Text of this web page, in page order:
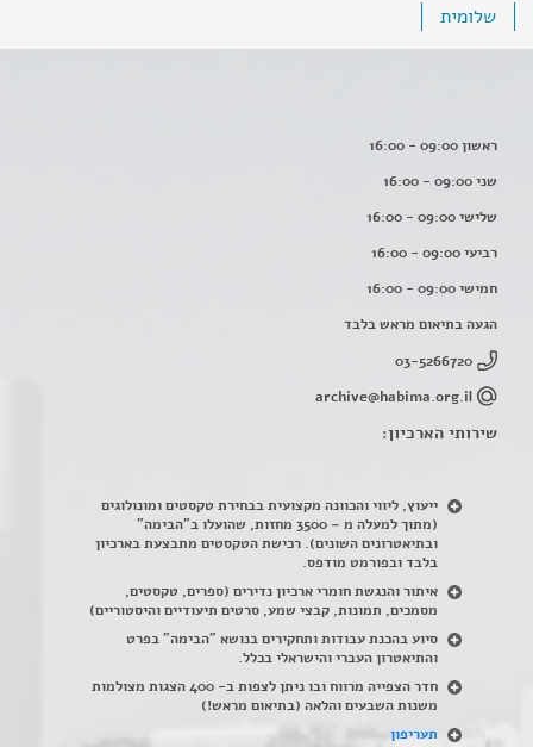
שלומית
ראשון 09:00 - 16:00
שני 09:00 - 16:00
שלישי 09:00 - 16:00
רביעי 09:00 - 16:00
חמישי 09:00 - 16:00
הגעה בתיאום מראש בלבד
03-5266720
archive@habima.org.il
שירותי הארכיון:
ייעוץ, ליווי והכוונה מקצועית בבחירת טקסטים ומונולוגים
(מתוך למעלה מ – 3500 מחזות, שהועלו ב"הבימה"
ובתיאטרונים השונים). רכישת הטקסטים מתבצעת בארכיון
בלבד ובפורמט מודפס.
איתור והנגשת חומרי ארכיון נדירים (ספרים, טקסטים,
מסמכים, תמונות, קבצי שמע, סרטים תיעודיים והיסטוריים)
סיוע בהכנת עבודות ותחקירים בנושא "הבימה" בפרט
והתיאטרון העברי והישראלי בכלל.
חדר הצפייה מרווח ובו ניתן לצפות ב- 400 הצגות מצולמות
משנות השבעים והלאה (בתיאום מראש!)
תעריפון